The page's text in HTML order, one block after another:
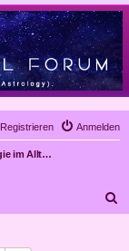
Anmelden
Registrieren
03. Astrologie im Alltag, Mundanastrologie, Stundenastrologie, Objekt-Astrologie